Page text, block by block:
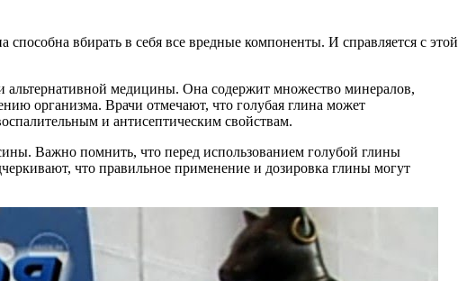
вбирать в себя все вредные компоненты. И справляется с этой
альтернативной медицины. Она содержит множество минералов,
организма. Врачи отмечают, что голубая глина может
и антисептическим свойствам.
Важно помнить, что перед использованием голубой глины
что правильное применение и дозировка глины могут